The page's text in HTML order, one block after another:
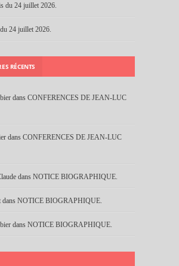
du 24 juillet 2026.
24 juillet 2026.
RÉCENTS
dans CONFERENCES DE JEAN-LUC
dans CONFERENCES DE JEAN-LUC
dans NOTICE BIOGRAPHIQUE.
dans NOTICE BIOGRAPHIQUE.
dans NOTICE BIOGRAPHIQUE.